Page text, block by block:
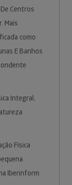
Centros
Mais
como
E Banhos
Integral,
Física
Iberinform.